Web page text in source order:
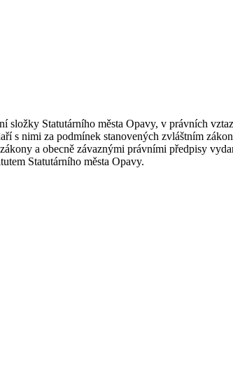
Statutárního města Opavy, v právních
s nimi za podmínek stanovených zvláštním
a obecně závaznými právními předpisy
Statutárního města Opavy.